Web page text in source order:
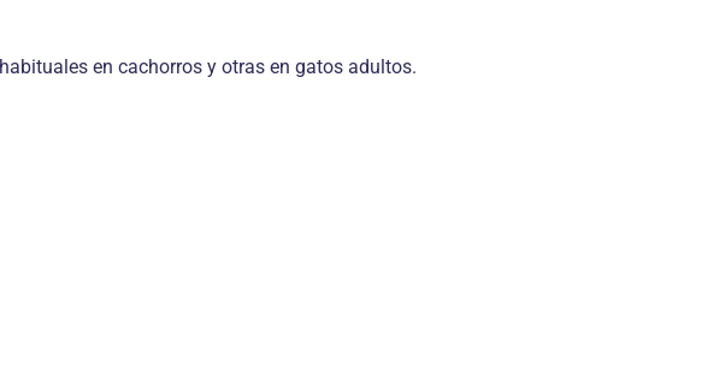
en cachorros y otras en gatos adultos.